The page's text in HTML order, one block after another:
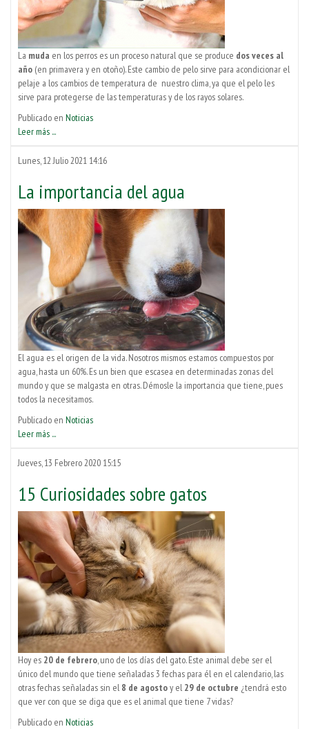
La muda en los perros es un proceso natural que se produce dos veces al
año (en primavera y en otoño). Este cambio de pelo sirve para acondicionar el
pelaje a los cambios de temperatura de nuestro clima, ya que el pelo les
sirve para protegerse de las temperaturas y de los rayos solares.
Publicado en Noticias
Leer más ...
Lunes, 12 Julio 2021 14:16
La importancia del agua
El agua es el origen de la vida. Nosotros mismos estamos compuestos por
agua, hasta un 60%. Es un bien que escasea en determinadas zonas del
mundo y que se malgasta en otras. Démosle la importancia que tiene, pues
todos la necesitamos.
Publicado en Noticias
Leer más ...
Jueves, 13 Febrero 2020 15:15
15 Curiosidades sobre gatos
Hoy es 20 de febrero, uno de los días del gato. Este animal debe ser el
único del mundo que tiene señaladas 3 fechas para él en el calendario, las
otras fechas señaladas sin el 8 de agostoy el 29 de octubre ¿tendrá esto
que ver con que se diga que es el animal que tiene 7 vidas?
Publicado en Noticias